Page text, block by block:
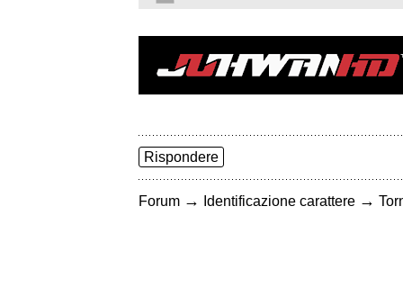
Rispondere
Forum → Identificazione carattere →